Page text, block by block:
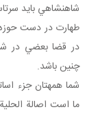
شاهنشاهي بايد
طهارت در دست
در قضا بعضي در
چنين باشد.
شما همه تان جزء
ما است اصالة